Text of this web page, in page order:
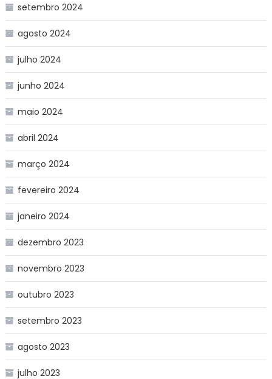
setembro 2024
agosto 2024
julho 2024
junho 2024
maio 2024
abril 2024
março 2024
fevereiro 2024
janeiro 2024
dezembro 2023
novembro 2023
outubro 2023
setembro 2023
agosto 2023
julho 2023